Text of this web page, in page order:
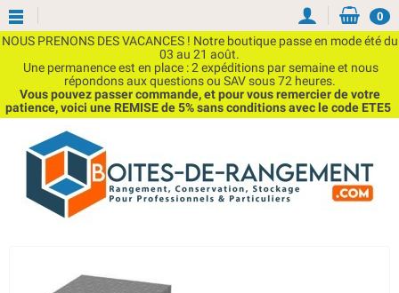
NOUS PRENONS DES VACANCES ! Notre boutique passe en mode été du
03 au 21 août.
Une permanence est en place : 2 expéditions par semaine et nous
répondons aux questions ou SAV sous 72 heures.
Vous pouvez passer commande, et pour vous remercier de votre
patience, voici une REMISE de 5% sans conditions avec le code ETE5
0